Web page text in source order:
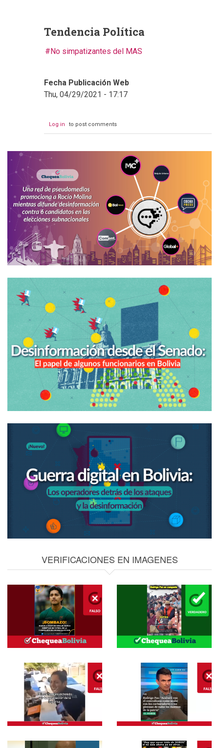
Tendencia Política
No simpatizantes del MAS
Fecha Publicación Web
Thu, 04/29/2021 - 17:17
Log in to post comments
VERIFICACIONES EN IMAGENES